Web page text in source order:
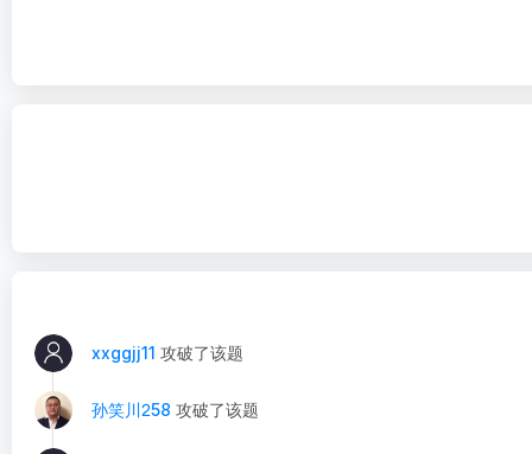
xxggjj11 攻破了该题
孙笑川ᒿ58 攻破了该题